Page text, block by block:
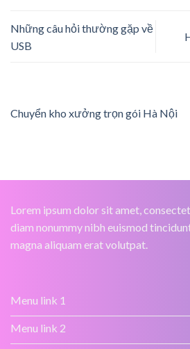
Những câu hỏi thường gặp về
USB
Chuyển kho xưởng trọn gói Hà Nội
Lorem ipsum dolor sit amet,
diam nonummy nibh euismod
magna aliquam erat volutpat.
Menu link 1
Menu link 2